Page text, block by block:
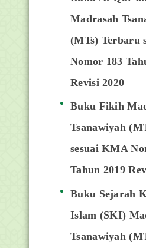
Madrasah
(MTs) Terbaru
Nomor 183
Revisi 2020
Buku Fikih
Tsanawiyah
sesuai KMA
Tahun 2019
Buku Sejarah
Islam (SKI)
Tsanawiyah